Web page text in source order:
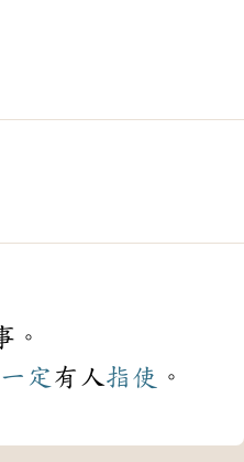
。
一定 有人指使 。